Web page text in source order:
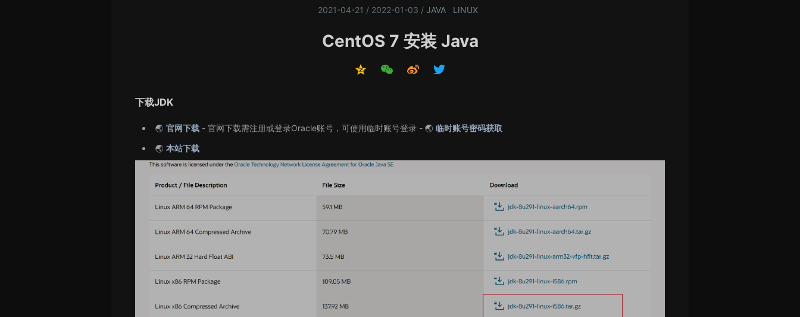
2021-04-21 / 2022-01-03 / JAVA LINUX
CentOS 7 安装 Java
下载JDK
🌏 官网下载 - 官网下载需注册或登录Oracle账号，可使用临时账号登录 - 🌏 临时账号密码获取
🌏 本站下载